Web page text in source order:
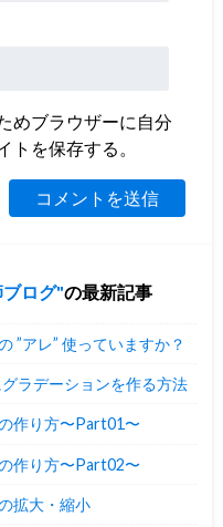
めブラウザーに自分
トを保存する。
ログ の最新記事
”アレ” 使っていますか？
ラデーションを作る方法
作り方〜Part01〜
作り方〜Part02〜
拡大・縮小